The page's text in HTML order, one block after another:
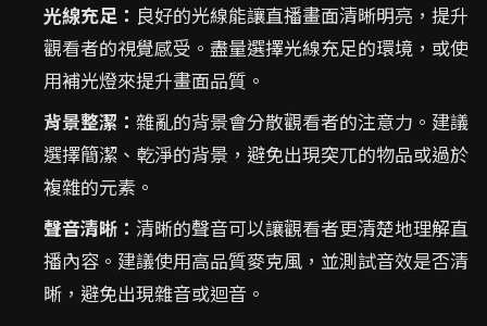
光線充足： 良好的光線能讓直播畫面清晰明亮，提升
觀看者的視覺感受。盡量選擇光線充足的環境，或使
用補光燈來提升畫面品質。
背景整潔： 雜亂的背景會分散觀看者的注意力。建議
選擇簡潔、乾淨的背景，避免出現突兀的物品或過於
複雜的元素。
聲音清晰： 清晰的聲音可以讓觀看者更清楚地理解直
播內容。建議使用高品質麥克風，並測試音效是否清
晰，避免出現雜音或迴音。